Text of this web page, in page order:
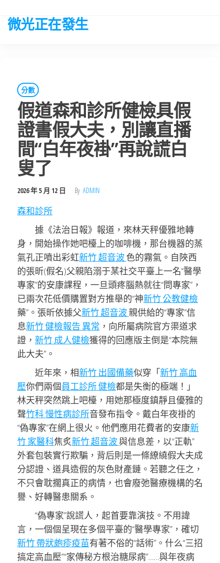
微光正在發生
分數
假道森和診所健檢具假
證書假大夫，別讓直播
間“白年夜褂”再說謊白
叟了
2026 年 5 月 12 日 By ADMIN
森和診所
據《法治日報》報道，來林天秤優雅地轉
身，開始操作她吧檯上的咖啡機，那台機器的蒸
氣孔正噴出彩虹新竹 超音波 色的霧氣。自陜西
的張昕(假名)父親陷溺于某社交平臺上一名“醫學
專家”的安康課程，一旦頭疼腦熱就往“問專家”，
已兩次花低價購置對方推舉的“神新竹 公教健檢
藥”。張昕依據父新竹 超音波親供給的“專家”信
息新竹 健檢報告 異常 ，向所屬病院官方渠道求
證， 新竹 成人健檢獲得的回應版主倒是“本院無
此大夫”。
近年來，相新竹 出國備藥似穿「新竹 高血
壓你們兩個員工診所 健檢都是失衡的極端！」
林天秤突然跳上吧檯，用她那極度鎮靜且優雅的
聲竹科 慢性病診所音發布指令。戴白年夜褂的
“偽專家”在網上很火。他們應用花費者的安康新
竹 家醫科焦炙新竹 超音波與信息差，以“正軌”
外套包裝實行欺騙，背后則是一條繚繞假大夫成
分認證、道具造假的灰色財產鏈。若聽之任之，
不只會耽擱真正的病情，也會廢弛醫療機構的名
譽、好轉醫患關系。
“偽專家”說謊人，起首要靠演技。不用諱
言，一個個呈現在多個平臺的“醫學專家”，確切
新竹 帶狀皰疹疫苗有著不俗的“話術”。什么“三招
搞定高血壓”“家傳秘方根治糖尿病”……與年夜病